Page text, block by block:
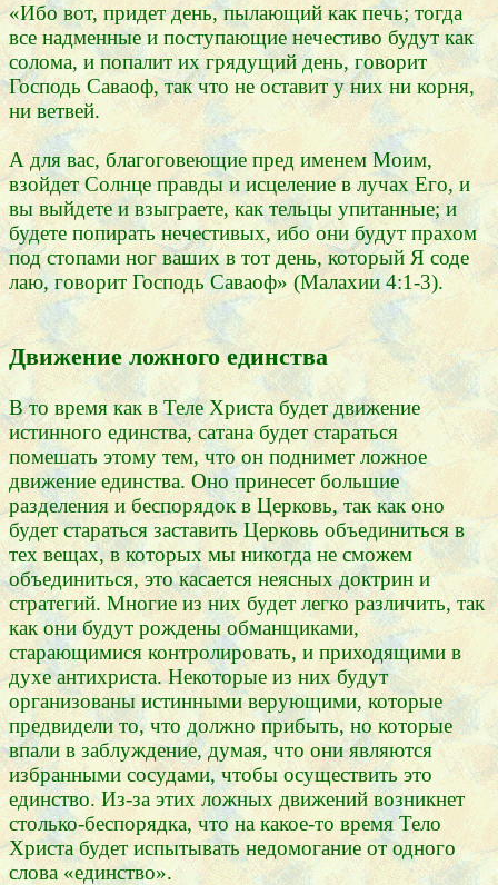
«Ибо вот, придет день, пылающий как печь; тогда
все надменные и поступающие нечестиво будут как
солома, и попалит их грядущий день, говорит
Господь Саваоф, так что не оставит у них ни корня,
ни ветвей.
А для вас, благоговеющие пред именем Моим,
взойдет Солнце правды и исцеление в лучах Его, и
вы выйдете и взыграете, как тельцы упитанные; и
будете попирать нечестивых, ибо они будут прахом
под стопами ног ваших в тот день, который Я соде
лаю, говорит Господь Саваоф» (Малахии 4:1-3).
Движение ложного единства
В то время как в Теле Христа будет движение
истинного единства, сатана будет стараться
помешать этому тем, что он поднимет ложное
движение единства. Оно принесет большие
разделения и беспорядок в Церковь, так как оно
будет стараться заставить Церковь объединиться в
тех вещах, в которых мы никогда не сможем
объединиться, это касается неясных доктрин и
стратегий. Многие из них будет легко различить, так
как они будут рождены обманщиками,
старающимися контролировать, и приходящими в
духе антихриста. Некоторые из них будут
организованы истинными верующими, которые
предвидели то, что должно прибыть, но которые
впали в заблуждение, думая, что они являются
избранными сосудами, чтобы осуществить это
единство. Из-за этих ложных движений возникнет
столько-беспорядка, что на какое-то время Тело
Христа будет испытывать недомогание от одного
слова «единство».